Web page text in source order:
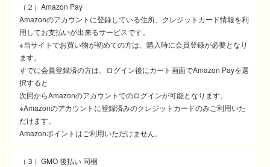
（２）Amazon Pay
Amazonのアカウントに登録している住所、クレジットカード情報を利
用してお支払いが出来るサービスです。
※当サイトでお買い物が初めての方は、購入時に会員登録が必要となり
ます。
すでに会員登録済の方は、ログイン後にカート画面でAmazon Payを選
択すると
次回からAmazonのアカウントでのログインが可能となります。
※Amazonのアカウントに登録済みのクレジットカードのみご利用いた
だけます。
Amazonポイントはご利用いただけません。
（３）GMO 後払い 同梱